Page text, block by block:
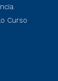
Curso